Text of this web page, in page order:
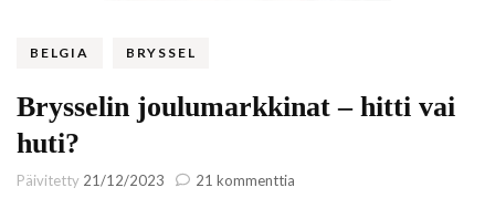
BELGIA BRYSSEL
Brysselin joulumarkkinat – hitti vai
huti?
Päivitetty 21/12/2023 21 kommenttia